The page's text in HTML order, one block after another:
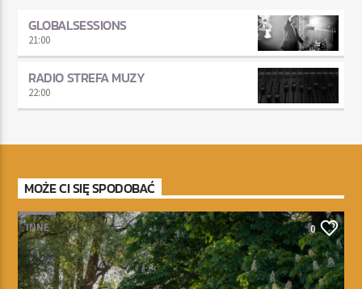
GLOBALSESSIONS
21:00
RADIO STREFA MUZY
22:00
MOŻE CI SIĘ SPODOBAĆ
INNE 0